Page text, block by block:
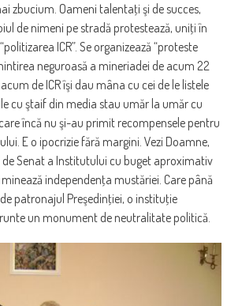
zbucium. Oameni talentaţi şi de succes,
de nimeni pe stradă protestează, uniţi în
ICR”. Se organizează “proteste
neguroasă a mineriadei de acum 22
de ICR îşi dau mâna cu cei de le listele
cu ştaif din media stau umăr la umăr cu
încă nu şi-au primit recompensele pentru
E o ipocrizie fără margini. Vezi Doamne,
Senat a Institutului cu buget aproximativ
independenţa mustăriei. Care până
patronajul Preşedinţiei, o instituţie
un monument de neutralitate politică.